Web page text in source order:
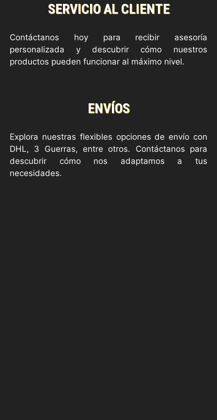
SERVICIO AL CLIENTE
Contáctanos hoy para recibir asesoría
personalizada y descubrir cómo nuestros
productos pueden funcionar al máximo nivel.
ENVÍOS
Explora nuestras flexibles opciones de envío con
DHL, 3 Guerras, entre otros. Contáctanos para
descubrir cómo nos adaptamos a tus
necesidades.